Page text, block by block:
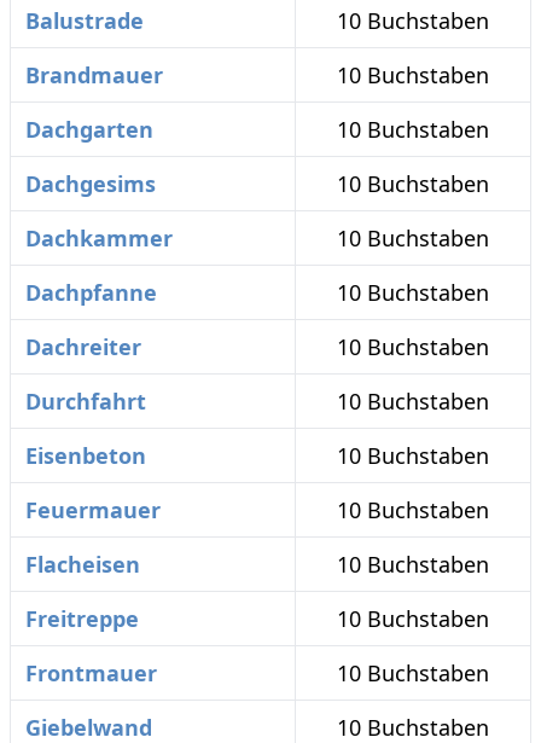
Balustrade
10 Buchstaben
Brandmauer
10 Buchstaben
Dachgarten
10 Buchstaben
Dachgesims
10 Buchstaben
Dachkammer
10 Buchstaben
Dachpfanne
10 Buchstaben
Dachreiter
10 Buchstaben
Durchfahrt
10 Buchstaben
Eisenbeton
10 Buchstaben
Feuermauer
10 Buchstaben
Flacheisen
10 Buchstaben
Freitreppe
10 Buchstaben
Frontmauer
10 Buchstaben
Giebelwand
10 Buchstaben